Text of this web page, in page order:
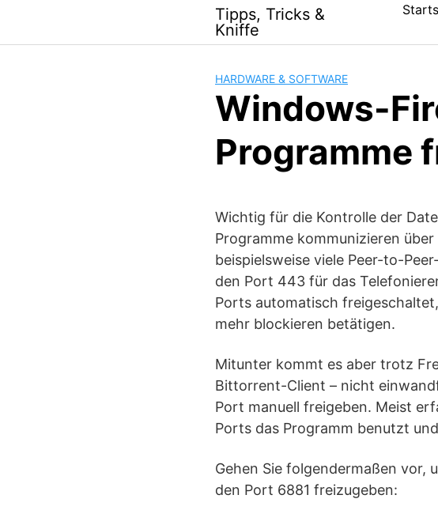
content
Tipps, Tricks &
Kniffe
HARDWARE & SOFTWARE
Windows-
Programme
Wichtig für die Kontrolle der
Programme kommunizieren
beispielsweise viele Peer-to-
den Port 443 für das
Ports automatisch
mehr blockieren betätigen.
Mitunter kommt es aber trotz
Bittorrent-Client – nicht
Port manuell freigeben. Meist
Ports das Programm benutzt
Gehen Sie folgendermaßen vor,
den Port 6881 freizugeben: